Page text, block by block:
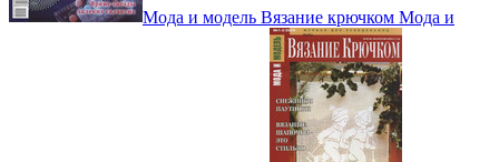
Мода и модель Вязание крючком Мода и